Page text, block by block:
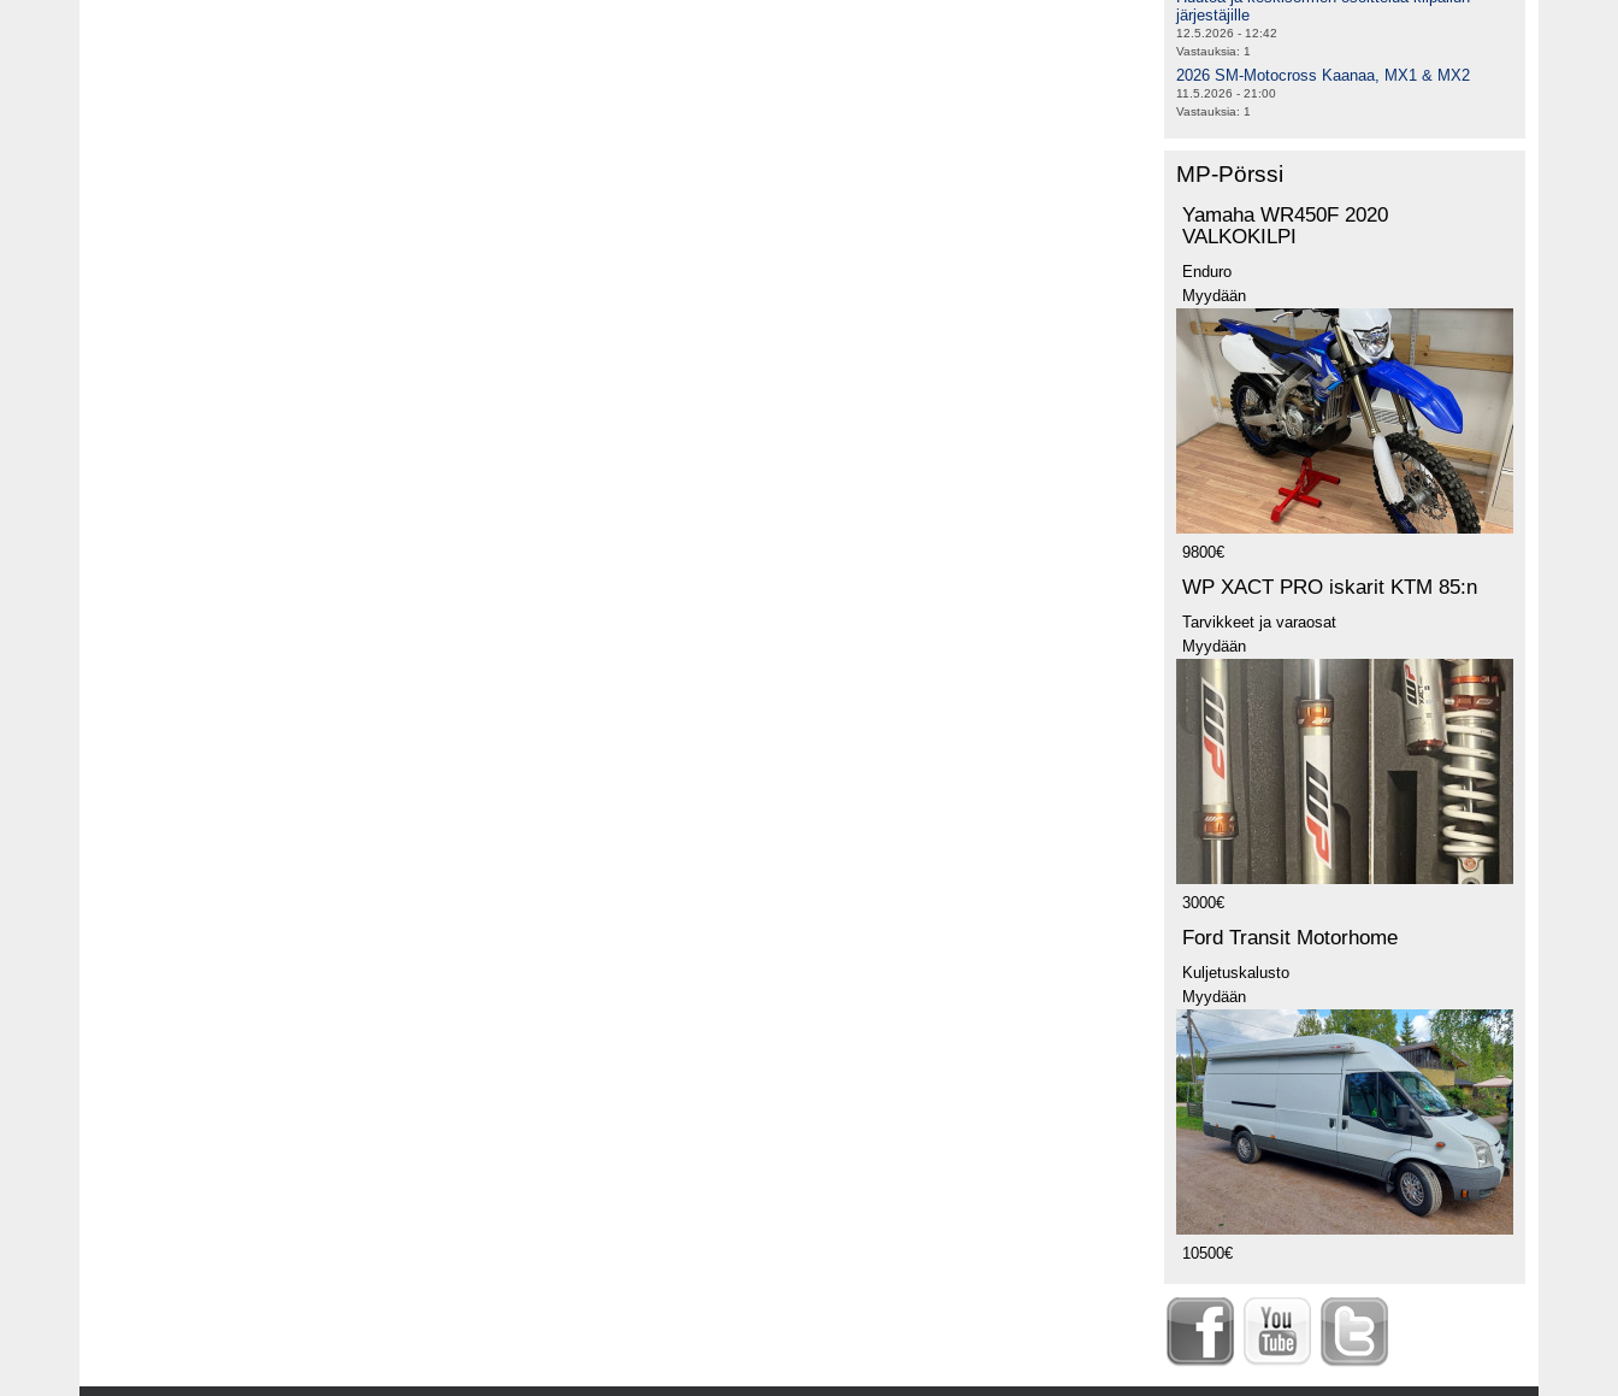
järjestäjille
12.5.2026 - 12:42
Vastauksia: 1
2026 SM-Motocross Kaanaa, MX1 & MX2
11.5.2026 - 21:00
Vastauksia: 1
MP-Pörssi
Yamaha WR450F 2020
VALKOKILPI
Enduro
Myydään
9800€
WP XACT PRO iskarit KTM 85:n
Tarvikkeet ja varaosat
Myydään
3000€
Ford Transit Motorhome
Kuljetuskalusto
Myydään
10500€